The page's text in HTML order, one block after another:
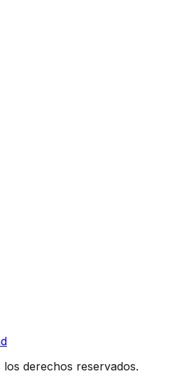
los derechos reservados.